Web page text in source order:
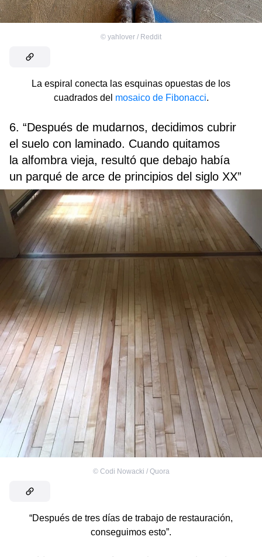
© yahlover / Reddit
La espiral conecta las esquinas opuestas de los
cuadrados del mosaico de Fibonacci.
6. “Después de mudarnos, decidimos cubrir
el suelo con laminado. Cuando quitamos
la alfombra vieja, resultó que debajo había
un parqué de arce de principios del siglo XX”
© Codi Nowacki / Quora
“Después de tres días de trabajo de restauración,
conseguimos esto”.